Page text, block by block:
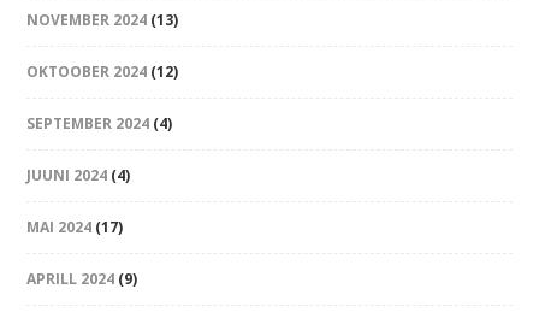
NOVEMBER 2024 (13)
OKTOOBER 2024 (12)
SEPTEMBER 2024 (4)
JUUNI 2024 (4)
MAI 2024 (17)
APRILL 2024 (9)